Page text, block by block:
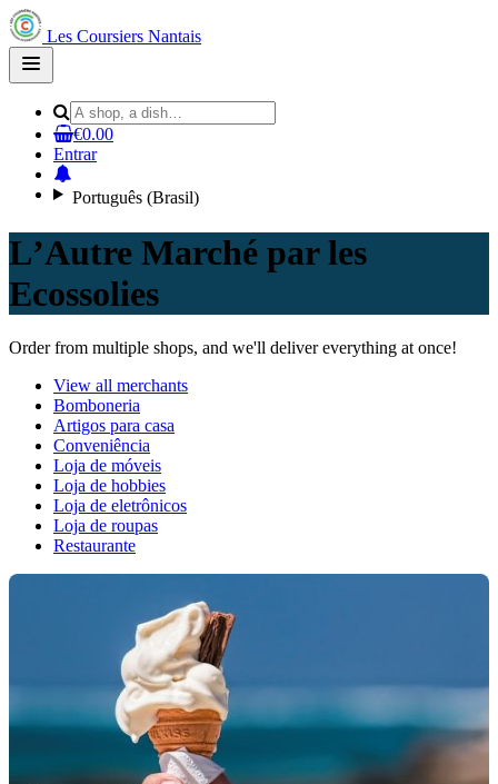
Les Coursiers Nantais
Open
main
€0.00
Entrar
Português (Brasil)
LʼAutre Marché par les
Ecossolies
Order from multiple shops, and we'll deliver everything at once!
View all merchants
Bomboneria
Artigos para casa
Conveniência
Loja de móveis
Loja de hobbies
Loja de eletrônicos
Loja de roupas
Restaurante